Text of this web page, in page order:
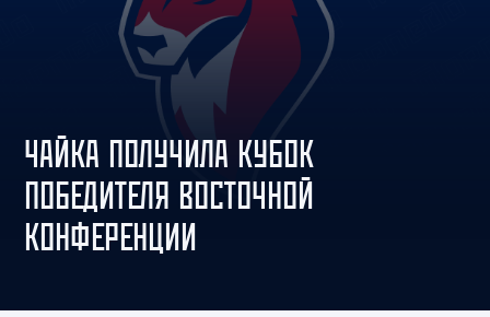
ЧАЙКА ПОЛУЧИЛА КУБОК
ПОБЕДИТЕЛЯ ВОСТОЧНОЙ
КОНФЕРЕНЦИИ